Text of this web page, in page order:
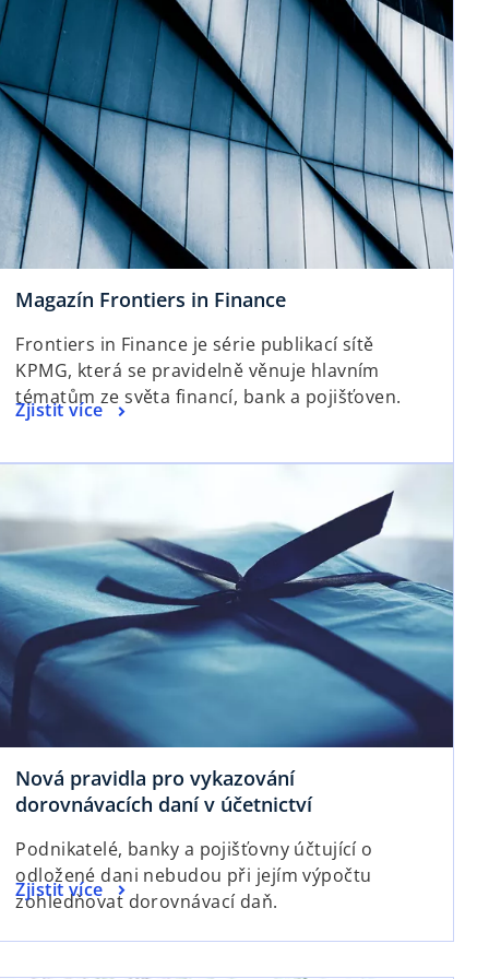
Magazín Frontiers in Financeo
e
n
s
n
e
t
a
b
Frontiers in Finance je série publikací sítě
KPMG, která se pravidelně věnuje hlavním
tématům ze světa financí, bank a pojišťoven.
Zjistit více
o
e
s
n
a
n
e
b
Nová pravidla pro vykazování
dorovnávacích daní v účetnictvío
e
n
i
Podnikatelé, banky a pojišťovny účtující o
odložené dani nebudou při jejím výpočtu
zohledňovat dorovnávací daň.
Zjistit více
o
p
e
opens in a new tab